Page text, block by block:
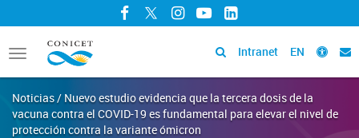
Facebook
TwitterInstagram
YouTubeLinkedIn
Toggle
navigation
Intranet EN
Noticias / Nuevo estudio evidencia que la tercera dosis de la
vacuna contra el COVID-19 es fundamental para elevar el nivel de
protección contra la variante ómicron